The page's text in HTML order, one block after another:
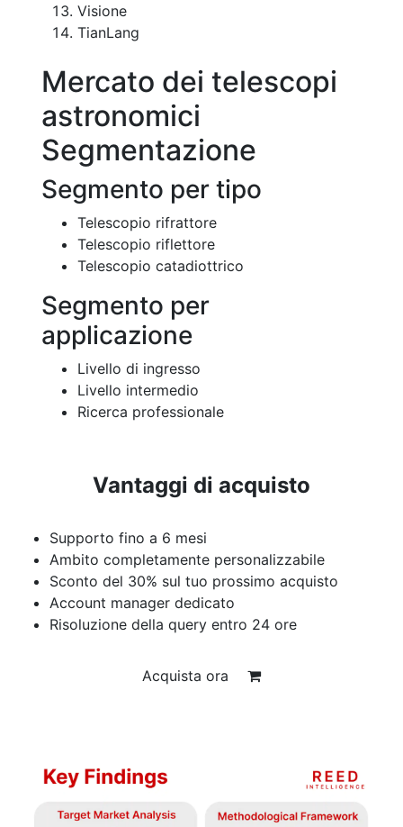
Visione
TianLang
Mercato dei telescopi
astronomici
Segmentazione
Segmento per tipo
Telescopio rifrattore
Telescopio riflettore
Telescopio catadiottrico
Segmento per
applicazione
Livello di ingresso
Livello intermedio
Ricerca professionale
Vantaggi di acquisto
Supporto fino a 6 mesi
Ambito completamente personalizzabile
Sconto del 30% sul tuo prossimo acquisto
Account manager dedicato
Risoluzione della query entro 24 ore
Acquista ora